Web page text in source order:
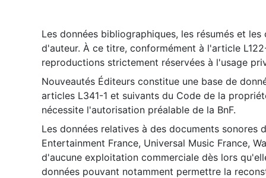
Les données bibliographiques, les résumés et
d'auteur. À ce titre, conformément à l'article
reproductions strictement réservées à l'usage
Nouveautés Éditeurs constitue une base de
articles L341-1 et suivants du Code de la
nécessite l'autorisation préalable de la BnF.
Les données relatives à des documents sonores
Entertainment France, Universal Music France,
d'aucune exploitation commerciale dès lors
données pouvant notamment permettre la